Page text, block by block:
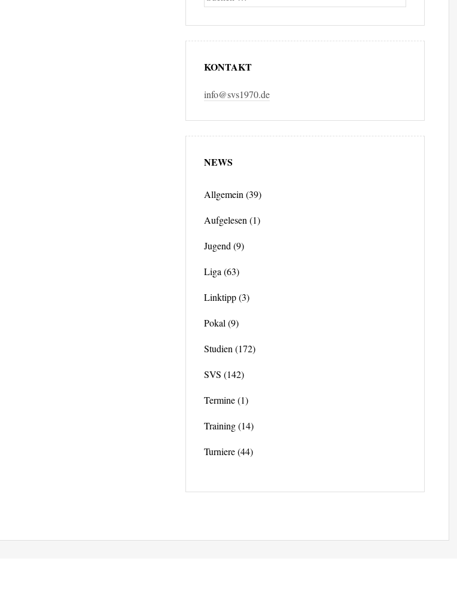
KONTAKT
info@svs1970.de
NEWS
Allgemein (39)
Aufgelesen (1)
Jugend (9)
Liga (63)
Linktipp(3)
Pokal (9)
Studien (172)
SVS (142)
Termine(1)
Training(14)
Turniere(44)